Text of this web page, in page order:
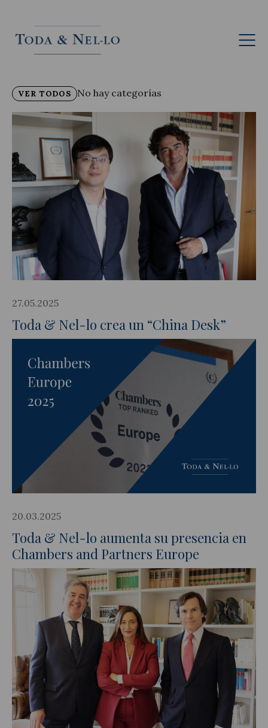
Esp
Notícias y artículos
Blog
VER TODOS No hay categorías
Toda & Nel-lo crea un “China Desk”
27.05.2025
Toda & Nel-lo aumenta su presencia en
Chambers and Partners Europe
20.03.2025